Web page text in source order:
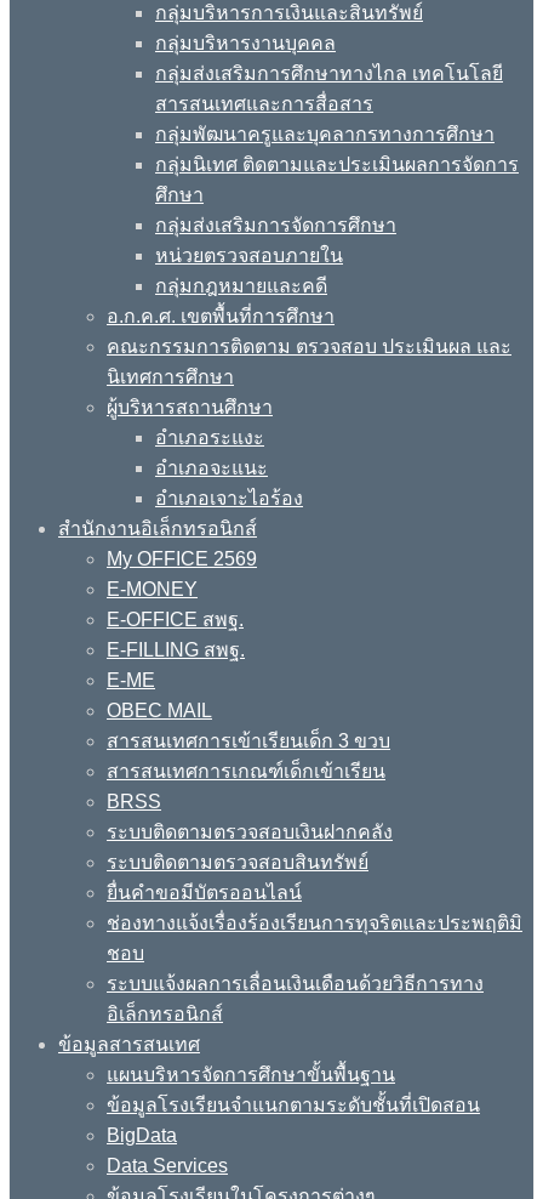
กลุ่มบริหารการเงินและสินทรัพย์
กลุ่มบริหารงานบุคคล
กลุ่มส่งเสริมการศึกษาทางไกล เทคโนโลยี
สารสนเทศและการสื่อสาร
กลุ่มพัฒนาครูและบุคลากรทางการศึกษา
กลุ่มนิเทศ ติดตามและประเมินผลการจัดการ
ศึกษา
กลุ่มส่งเสริมการจัดการศึกษา
หน่วยตรวจสอบภายใน
กลุ่มกฎหมายและคดี
อ.ก.ค.ศ. เขตพื้นที่การศึกษา
คณะกรรมการติดตาม ตรวจสอบ ประเมินผล และ
นิเทศการศึกษา
ผู้บริหารสถานศึกษา
อำเภอระแงะ
อำเภอจะแนะ
อำเภอเจาะไอร้อง
สำนักงานอิเล็กทรอนิกส์
My OFFICE 2569
E-MONEY
E-OFFICE สพฐ.
E-FILLING สพฐ.
E-ME
OBEC MAIL
สารสนเทศการเข้าเรียนเด็ก 3 ขวบ
สารสนเทศการเกณฑ์เด็กเข้าเรียน
BRSS
ระบบติดตามตรวจสอบเงินฝากคลัง
ระบบติดตามตรวจสอบสินทรัพย์
ยื่นคำขอมีบัตรออนไลน์
ช่องทางแจ้งเรื่องร้องเรียนการทุจริตและประพฤติมิ
ชอบ
ระบบแจ้งผลการเลื่อนเงินเดือนด้วยวิธีการทาง
อิเล็กทรอนิกส์
ข้อมูลสารสนเทศ
แผนบริหารจัดการศึกษาขั้นพื้นฐาน
ข้อมูลโรงเรียนจำแนกตามระดับชั้นที่เปิดสอน
BigData
Data Services